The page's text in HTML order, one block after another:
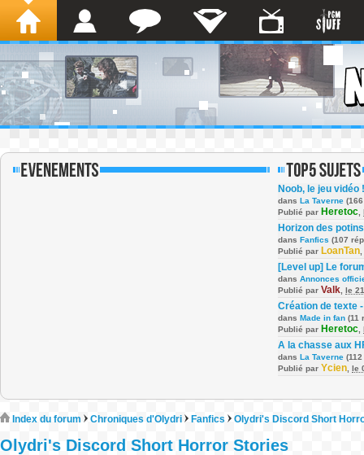
Noob, le jeu vidéo !
dans La Taverne
Publié par Heretoc
Horizon des potins
dans Fanfics (107
Publié par LoanTan
[Level up] Le
dans Annonces
Publié par Valk le
Création de texte
dans Made in fan (11
Publié par Heretoc
A la chasse aux
dans La Taverne
Publié par Ycien le
Index du forum Chroniques d'Olydri Fanfics Olydri's Discord Short
Olydri's Discord Short Horror Stories